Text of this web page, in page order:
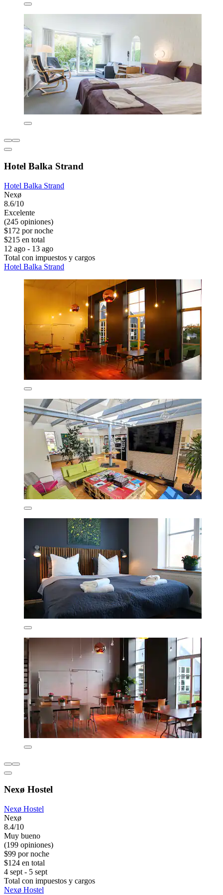
Hotel Balka Strand
Hotel Balka Strand
Nexø
8.6/10
Excelente
(245 opiniones)
$172 por noche
$215 en total
12 ago - 13 ago
Total con impuestos y cargos
Hotel Balka Strand
Nexø Hostel
Nexø Hostel
Nexø
8.4/10
Muy bueno
(199 opiniones)
$99 por noche
$124 en total
4 sept - 5 sept
Total con impuestos y cargos
Nexø Hostel